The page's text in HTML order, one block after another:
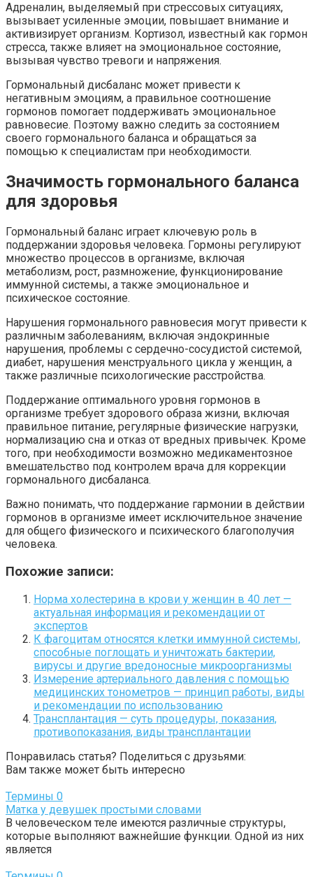
Адреналин, выделяемый при стрессовых ситуациях,
вызывает усиленные эмоции, повышает внимание и
активизирует организм. Кортизол, известный как гормон
стресса, также влияет на эмоциональное состояние,
вызывая чувство тревоги и напряжения.
Гормональный дисбаланс может привести к
негативным эмоциям, а правильное соотношение
гормонов помогает поддерживать эмоциональное
равновесие. Поэтому важно следить за состоянием
своего гормонального баланса и обращаться за
помощью к специалистам при необходимости.
Значимость гормонального баланса
для здоровья
Гормональный баланс играет ключевую роль в
поддержании здоровья человека. Гормоны регулируют
множество процессов в организме, включая
метаболизм, рост, размножение, функционирование
иммунной системы, а также эмоциональное и
психическое состояние.
Нарушения гормонального равновесия могут привести к
различным заболеваниям, включая эндокринные
нарушения, проблемы с сердечно-сосудистой системой,
диабет, нарушения менструального цикла у женщин, а
также различные психологические расстройства.
Поддержание оптимального уровня гормонов в
организме требует здорового образа жизни, включая
правильное питание, регулярные физические нагрузки,
нормализацию сна и отказ от вредных привычек. Кроме
того, при необходимости возможно медикаментозное
вмешательство под контролем врача для коррекции
гормонального дисбаланса.
Важно понимать, что поддержание гармонии в действии
гормонов в организме имеет исключительное значение
для общего физического и психического благополучия
человека.
Похожие записи:
Норма холестерина в крови у женщин в 40 лет —
актуальная информация и рекомендации от
экспертов
К фагоцитам относятся клетки иммунной системы,
способные поглощать и уничтожать бактерии,
вирусы и другие вредоносные микроорганизмы
Измерение артериального давления с помощью
медицинских тонометров — принцип работы, виды
и рекомендации по использованию
Трансплантация — суть процедуры, показания,
противопоказания, виды трансплантации
Понравилась статья? Поделиться с друзьями:
Вам также может быть интересно
Термины 0
Матка у девушек простыми словами
В человеческом теле имеются различные структуры,
которые выполняют важнейшие функции. Одной из них
является